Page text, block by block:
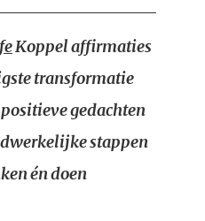
Koppel affirmaties
transformatie
gedachten
stappen
én doen